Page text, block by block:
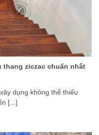
thang ziczac chuẩn nhất
dụng không thể thiếu
[...]